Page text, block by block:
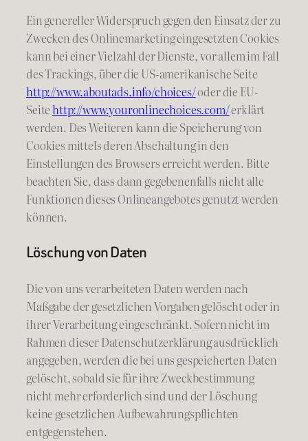
Ein genereller Widerspruch gegen den Einsatz der zu
Zwecken des Onlinemarketing eingesetzten Cookies
kann bei einer Vielzahl der Dienste, vor allem im Fall
des Trackings, über die US-amerikanische Seite
http://www.aboutads.info/choices/oder die EU-
Seitehttp://www.youronlinechoices.com/erklärt
werden. Des Weiteren kann die Speicherung von
Cookies mittels deren Abschaltung in den
Einstellungen des Browsers erreicht werden. Bitte
beachten Sie, dass dann gegebenenfalls nicht alle
Funktionen dieses Onlineangebotes genutzt werden
können.
Löschung von Daten
Die von uns verarbeiteten Daten werden nach
Maßgabe der gesetzlichen Vorgaben gelöscht oder in
ihrer Verarbeitung eingeschränkt. Sofern nicht im
Rahmen dieser Datenschutzerklärung ausdrücklich
angegeben, werden die bei uns gespeicherten Daten
gelöscht, sobald sie für ihre Zweckbestimmung
nicht mehr erforderlich sind und der Löschung
keine gesetzlichen Aufbewahrungspflichten
entgegenstehen.